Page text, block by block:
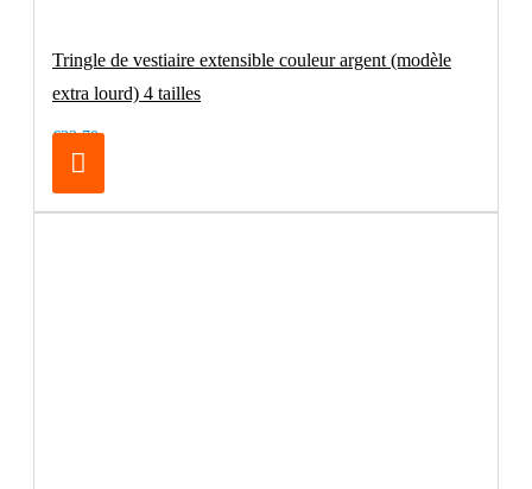
Tringle de vestiaire extensible couleur argent (modèle
extra lourd) 4 tailles
€32.70